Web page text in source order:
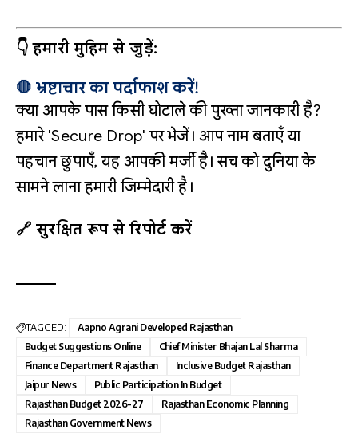
👇 हमारी मुहिम से जुड़ें:
🛑 भ्रष्टाचार का पर्दाफाश करें!
क्या आपके पास किसी घोटाले की पुख्ता जानकारी है?
हमारे 'Secure Drop' पर भेजें। आप नाम बताएँ या
पहचान छुपाएँ, यह आपकी मर्जी है। सच को दुनिया के
सामने लाना हमारी जिम्मेदारी है।
🔗 सुरक्षित रूप से रिपोर्ट करें
TAGGED:
Aapno Agrani Developed Rajasthan
Budget Suggestions Online
Chief Minister Bhajan Lal Sharma
Finance Department Rajasthan
Inclusive Budget Rajasthan
Jaipur News
Public Participation In Budget
Rajasthan Budget 2026-27
Rajasthan Economic Planning
Rajasthan Government News